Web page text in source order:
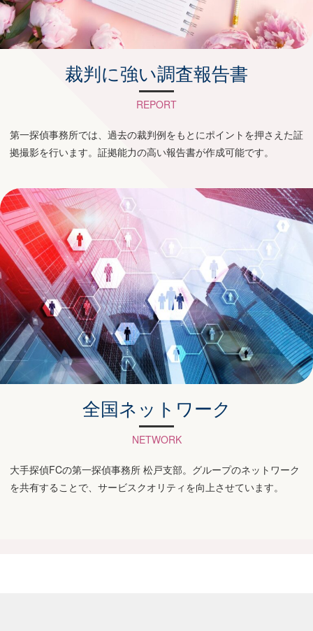
裁判に強い調査報告書
REPORT
第一探偵事務所では、過去の裁判例をもとにポイントを押さえた証
拠撮影を行います。証拠能力の高い報告書が作成可能です。
全国ネットワーク
NETWORK
大手探偵FCの第一探偵事務所 松戸支部。グループのネットワーク
を共有することで、サービスクオリティを向上させています。